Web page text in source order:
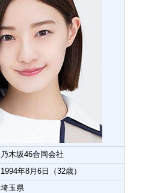
乃木坂46合同会社
1994年8月6日（32歳）
埼玉県